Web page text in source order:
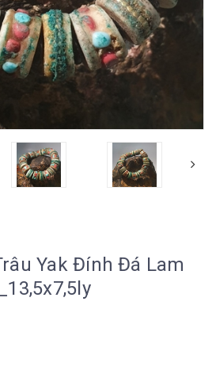
Yak Đính Đá Lam